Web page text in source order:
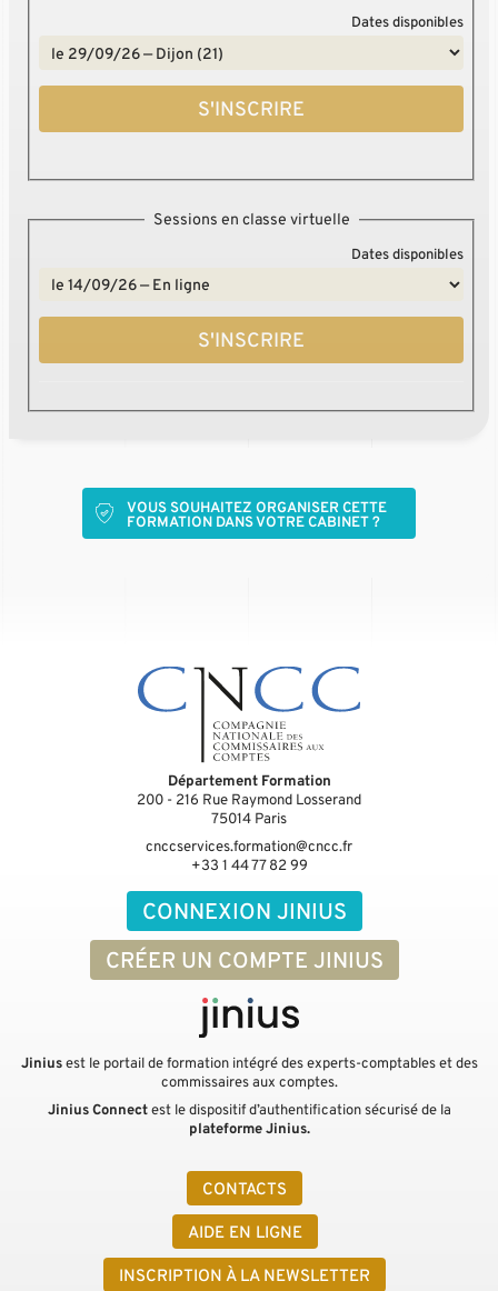
Dates disponibles
S'INSCRIRE
Sessions en classe virtuelle
Dates disponibles
S'INSCRIRE
VOUS SOUHAITEZ ORGANISER CETTE
FORMATION DANS VOTRE CABINET ?
CONNEXION JINIUS
CRÉER UN COMPTE JINIUS
CONTACTS
AIDE EN LIGNE
INSCRIPTION À LA NEWSLETTER
Département Formation
200 - 216 Rue Raymond Losserand
75014 Paris
cnccservices.formation@cncc.fr
+33 1 44 77 82 99
Jiniusest le portail de formation intégré des experts-comptables et des
commissaires aux comptes.
Jinius Connectest le dispositif d’authentification sécurisé de la
plateforme Jinius.